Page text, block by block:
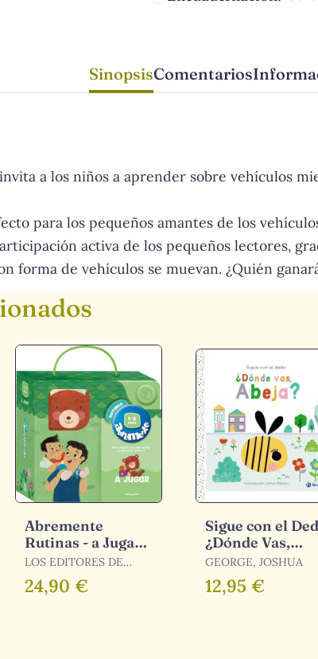
SinopsisComentarios
a los niños a aprender sobre vehículos
para los pequeños amantes de los
activa de los pequeños lectores,
forma de vehículos se muevan. ¿Quién
Abremente
Rutinas - a Jugar
1-2 Años
LOS EDITORES DE
ABREMENTE
24,90 €
Sigue con el
¿Dónde Vas,
Abeja?
GEORGE, JOSHUA
12,95 €